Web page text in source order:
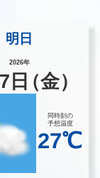
明日
2026年
7 日（金）
同時刻の
予想温度
27℃